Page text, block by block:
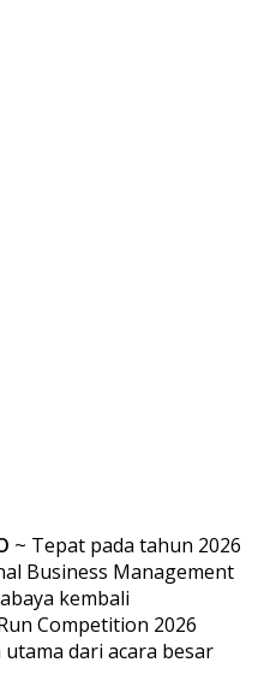
~ Tepat pada tahun 2026
Business Management
kembali
Competition 2026
dari acara besar